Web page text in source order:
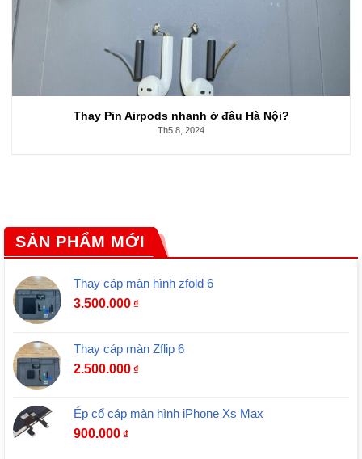
Thay Pin Airpods nhanh ở đâu Hà Nội?
Th5 8, 2024
SẢN PHẨM MỚI
Thay cáp màn hình zfold 6
3.500.000 ₫
Thay cáp màn Zflip 6
2.500.000 ₫
Ép cổ cáp màn hình iPhone Xs Max
900.000 ₫